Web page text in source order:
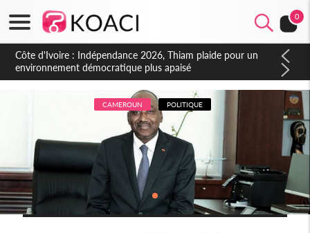
0
Côte d'Ivoire : Concours INFAS 2026, les convocations
seront disponibles à compter du samedi
CAMEROUN POLITIQUE